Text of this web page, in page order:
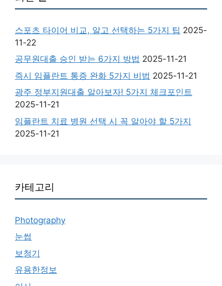
스포츠 타이어 비교, 알고 선택하는 5가지 팁 2025-
11-22
공무원대출 승인 받는 6가지 방법 2025-11-21
즉시 임플란트 통증 완화 5가지 비법 2025-11-21
광주 정부지원대출 알아보자! 5가지 체크포인트
2025-11-21
임플란트 치료 병원 선택 시 꼭 알아야 할 5가지
2025-11-21
카테고리
Photography
눈썹
보청기
유용한정보